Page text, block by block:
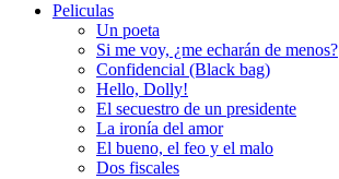
Peliculas
Un poeta
Si me voy, ¿me echarán de menos?
Confidencial (Black bag)
Hello, Dolly!
El secuestro de un presidente
La ironía del amor
El bueno, el feo y el malo
Dos fiscales